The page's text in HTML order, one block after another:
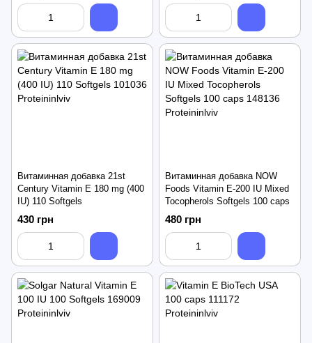
Витаминная добавка 21st
Century Vitamin E 180 mg (400
IU) 110 Softgels
430 грн
Витаминная добавка NOW
Foods Vitamin E-200 IU Mixed
Tocopherols Softgels 100 caps
480 грн